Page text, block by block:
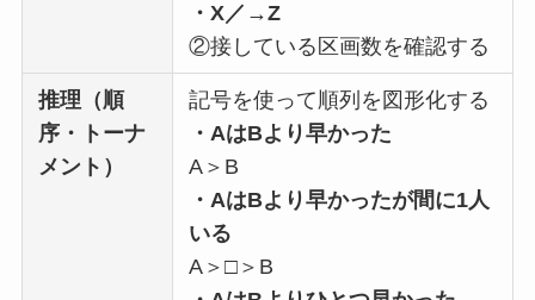
・X／→Z
②接している区画数を確認する
推理（順
序・トーナ
メント）
記号を使って順列を図形化する
・AはBより早かった
A＞B
・AはBより早かったが間に1人
いる
A＞□＞B